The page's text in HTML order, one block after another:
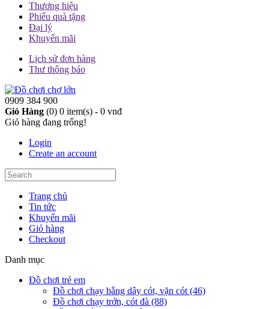
Thương hiệu
Phiếu quà tặng
Đại lý
Khuyến mãi
Lịch sử đơn hàng
Thư thông báo
0909 384 900
Giỏ Hàng (0) 0 item(s) - 0 vnđ
Giỏ hàng đang trống!
Login
Create an account
Trang chủ
Tin tức
Khuyến mãi
Giỏ hàng
Checkout
Danh mục
Đồ chơi trẻ em
Đồ chơi chạy bằng dây cót, vặn cót (46)
Đồ chơi chạy trớn, cót đà (88)